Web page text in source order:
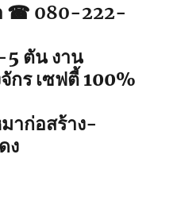
☎ 080-222-
5 ตัน งาน
กร เซฟตี้ 100%
มาก่อสร้าง-
ง